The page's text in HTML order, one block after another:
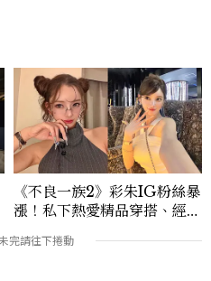
《不良一族2》彩朱IG粉絲暴
漲！私下熱愛精品穿搭、經營
員